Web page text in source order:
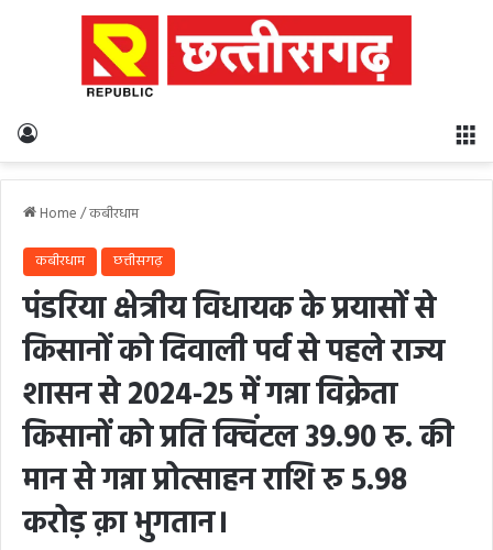
Home/कबीरधाम
कबीरधाम छत्तीसगढ़
पंडरिया क्षेत्रीय विधायक के प्रयासों से
किसानों को दिवाली पर्व से पहले राज्य
शासन से 2024-25 में गन्ना विक्रेता
किसानों को प्रति क्विंटल 39.90 रु. की
मान से गन्ना प्रोत्साहन राशि रु 5.98
करोड़ क़ा भुगतान।